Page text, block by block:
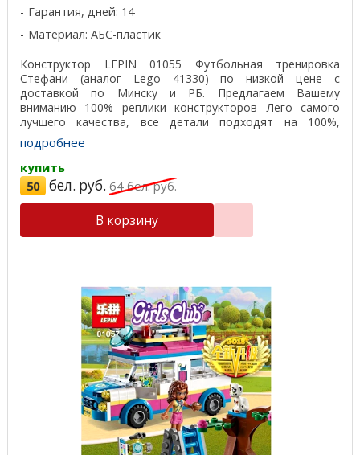
Гарантия, дней: 14
Материал: АБС-пластик
Конструктор LEPIN 01055 Футбольная тренировка
Стефани (аналог Lego 41330) по низкой цене с
доставкой по Минску и РБ. Предлагаем Вашему
вниманию 100% реплики конструкторов Лего самого
лучшего качества, все детали подходят на 100%,
отличный пластик, ...
подробнее
купить
50 бел. руб. 64бел. руб.
В корзину